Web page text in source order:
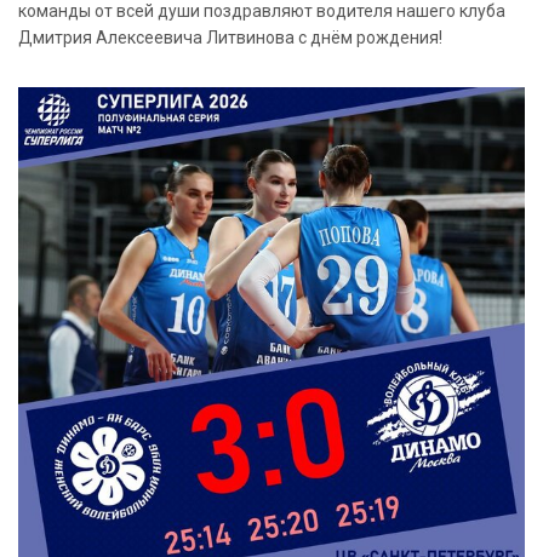
команды от всей души поздравляют водителя нашего клуба
Дмитрия Алексеевича Литвинова с днём рождения!